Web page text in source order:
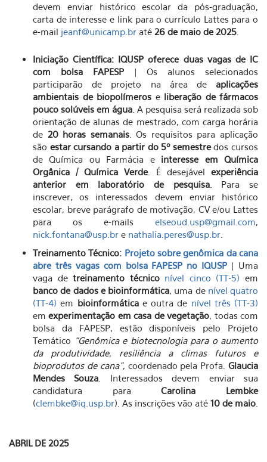
devem enviar histórico escolar da pós-graduação,
carta de interesse e link para o currículo Lattes para o
e-mail jeanf@unicamp.br até 26 de maio de 2025
Iniciação Científica: IQUSP oferece duas vagas de IC
com bolsa FAPESP
| Os alunos selecionados
participarão de projeto na área de aplicações
ambientais de biopolímeros e liberação de fármacos
pouco solúveis em água . A pesquisa será realizada sob
orientação de alunas de mestrado, com carga horária
de 20 horas semanais. Os requisitos para aplicação
são estar cursando a partir do 5º semestredos cursos
de Química ou Farmácia e interesse em Química
Orgânica / Química Verde. É desejável experiência
anterior em laboratório de pesquisa. Para se
inscrever, os interessados devem enviar histórico
escolar, breve parágrafo de motivação, CV e/ou Lattes
para os e-mails elseoud.usp@gmail.com,
nick.fontana@usp.br e nathalia.peres@usp.br
Treinamento Técnico: Projeto sobre genômica da cana
abre três vagas com bolsa FAPESP no IQUSP | Uma
vaga detreinamento técnico nível cinco (TT-5) em
banco de dados e bioinformática, uma de nível quatro
(TT-4) em bioinformática e outra de nível três (TT-3)
emexperimentação em casa de vegetação, todas com
bolsa da FAPESP, estão disponíveis pelo Projeto
Temático “Genômica e biotecnologia para o aumento
da produtividade, resiliência a climas futuros e
bioprodutos de cana”, coordenado pela Profa.Glaucia
Mendes Souza . Interessados devem enviar sua
candidatura paraCarolina Lembke
(clembke@iq.usp.br). As inscrições vão até 10 de maio
ABRIL DE 2025